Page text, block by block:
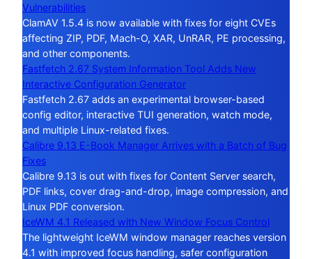
Vulnerabilities
ClamAV 1.5.4 is now available with fixes for eight CVEs
affecting ZIP, PDF, Mach-O, XAR, UnRAR, PE processing,
and other components.
Fastfetch 2.67 System Information Tool Adds New
Interactive Configuration Generator
Fastfetch 2.67 adds an experimental browser-based
config editor, interactive TUI generation, watch mode,
and multiple Linux-related fixes.
Calibre 9.13 E-Book Manager Arrives with a Batch of Bug
Fixes
Calibre 9.13 is out with fixes for Content Server search,
PDF links, cover drag-and-drop, image compression, and
Linux PDF conversion.
IceWM 4.1 Released with New Window Focus Control
The lightweight IceWM window manager reaches version
4.1 with improved focus handling, safer configuration